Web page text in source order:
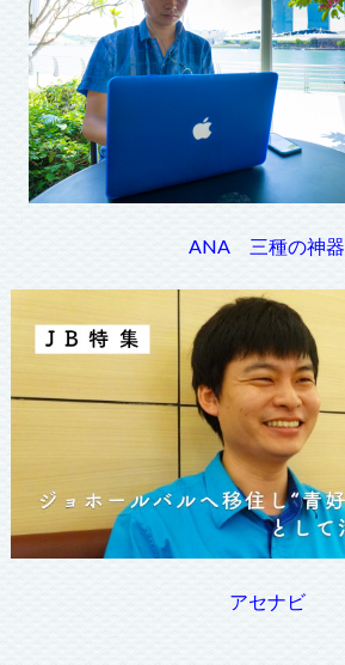
ANA 三種の神器
アセナビ